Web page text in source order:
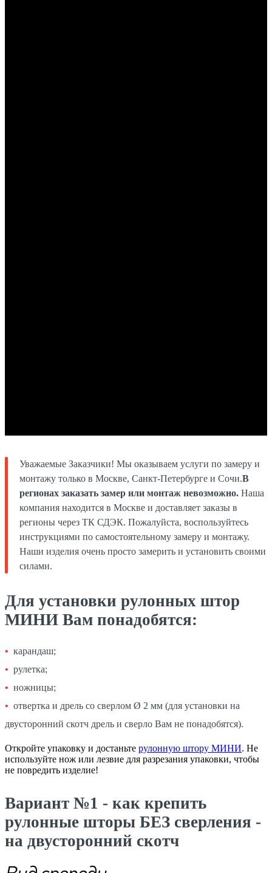
Уважаемые Заказчики! Мы оказываем услуги по замеру и
монтажу только в Москве, Санкт-Петербурге и Сочи.В
регионах заказать замер или монтаж невозможно. Наша
компания находится в Москве и доставляет заказы в
регионы через ТК СДЭК. Пожалуйста, воспользуйтесь
инструкциями по самостоятельному замеру и монтажу.
Наши изделия очень просто замерить и установить своими
силами.
Для установки рулонных штор
МИНИ Вам понадобятся:
карандаш;
рулетка;
ножницы;
отвертка и дрель со сверлом Ø 2 мм (для установки на
двусторонний скотч дрель и сверло Вам не понадобятся).
Откройте упаковку и достаньте рулонную штору МИНИ. Не
используйте нож или лезвие для разрезания упаковки, чтобы
не повредить изделие!
Вариант №1 - как крепить
рулонные шторы БЕЗ сверления -
на двусторонний скотч